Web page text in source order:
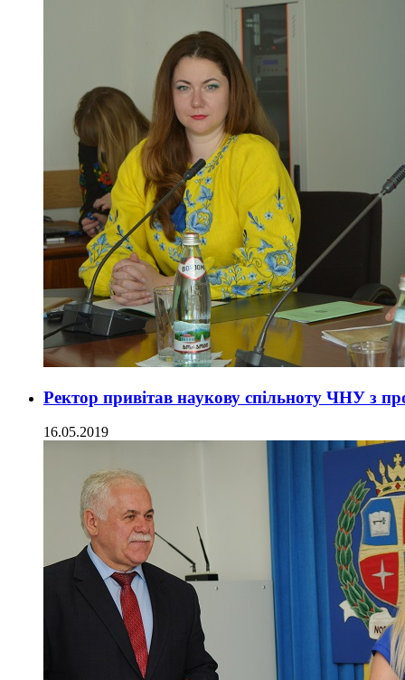
Ректор привітав наукову спільноту ЧНУ з
16.05.2019